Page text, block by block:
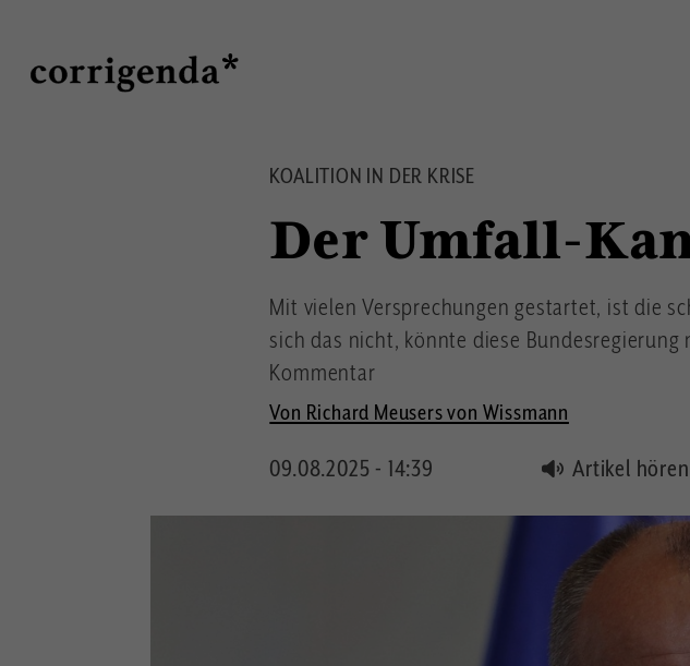
Inhalt
KOALITION IN DER KRISE
Der Umfall-
Mit vielen Versprechungen gestartet, ist die
sich das nicht, könnte diese
Kommentar
Von Richard Meusers von Wissmann
09.08.2025 - 14:39 Artikel hören